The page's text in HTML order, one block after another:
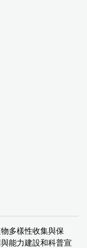
多樣性收集與保
能力建設和科普宣